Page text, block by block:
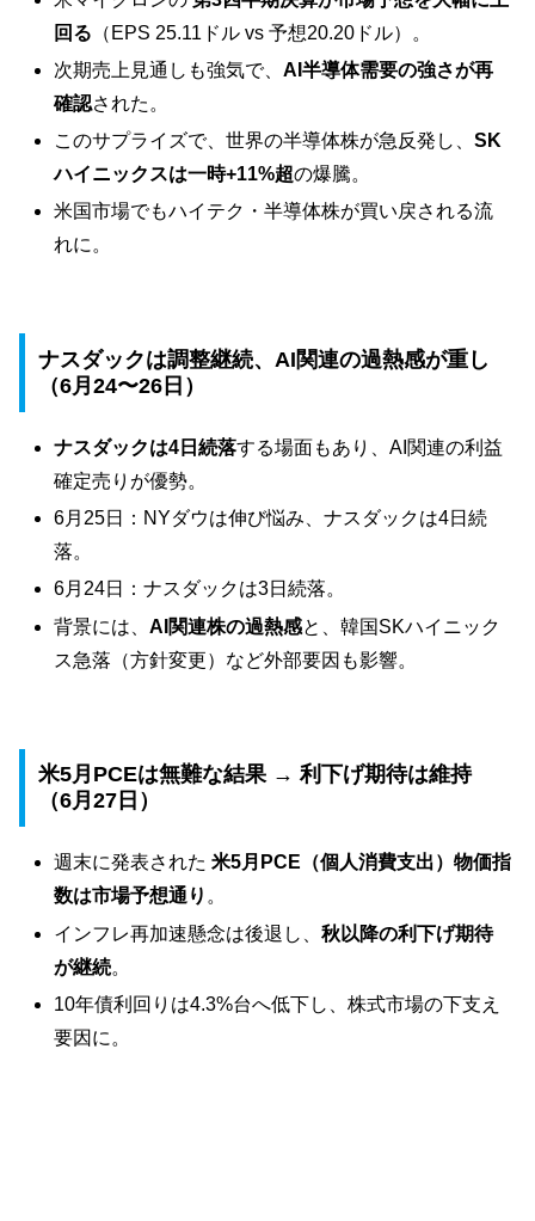
回る （EPS 25.11ドル vs 予想20.20ドル）。
次期売上見通しも強気で、AI半導体需要の強さが再
確認された。
このサプライズで、世界の半導体株が急反発し、SK
ハイニックスは一時+11%超の爆騰。
米国市場でもハイテク・半導体株が買い戻される流
れに。
ナスダックは調整継続、AI関連の過熱感が重し
（6月24〜26日）
ナスダックは4日続落する場面もあり、AI関連の利益
確定売りが優勢。
6月25日：NYダウは伸び悩み、ナスダックは4日続
落。
6月24日：ナスダックは3日続落。
背景には、AI関連株の過熱感と、韓国SKハイニック
ス急落（方針変更）など外部要因も影響。
米5月PCEは無難な結果 → 利下げ期待は維持
（6月27日）
週末に発表された米5月PCE（個人消費支出）物価指
数は市場予想通り 。
インフレ再加速懸念は後退し、秋以降の利下げ期待
が継続。
10年債利回りは4.3%台へ低下し、株式市場の下支え
要因に。